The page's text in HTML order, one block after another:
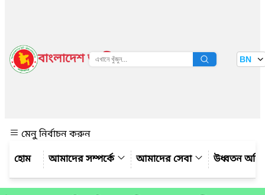
বাংলাদেশ জাতীয় তথ্য বাতায়ন BN
মেনু নির্বাচন করুন
আমাদের সম্পর্কে
আমাদের সেবা উধ্বতন